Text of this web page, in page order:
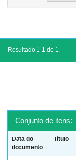
Resultado 1-1 de 1.
Conjunto de itens:
Data do
documento
Título